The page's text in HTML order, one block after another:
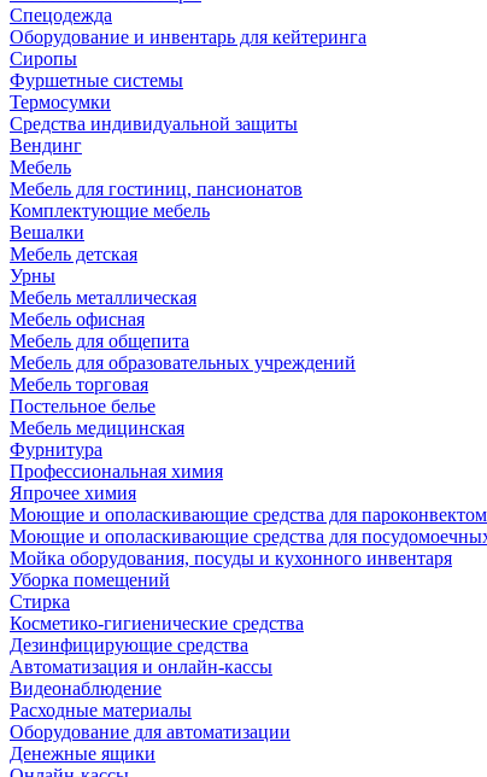
Спецодежда
Оборудование и инвентарь для кейтеринга
Сиропы
Фуршетные системы
Термосумки
Средства индивидуальной защиты
Вендинг
Мебель
Мебель для гостиниц, пансионатов
Комплектующие мебель
Вешалки
Мебель детская
Урны
Мебель металлическая
Мебель офисная
Мебель для общепита
Мебель для образовательных учреждений
Мебель торговая
Постельное белье
Мебель медицинская
Фурнитура
Профессиональная химия
Япрочее химия
Моющие и ополаскивающие средства для
Моющие и ополаскивающие средства для
Мойка оборудования, посуды и кухонного инвентаря
Уборка помещений
Стирка
Косметико-гигиенические средства
Дезинфицирующие средства
Автоматизация и онлайн-кассы
Видеонаблюдение
Расходные материалы
Оборудование для автоматизации
Денежные ящики